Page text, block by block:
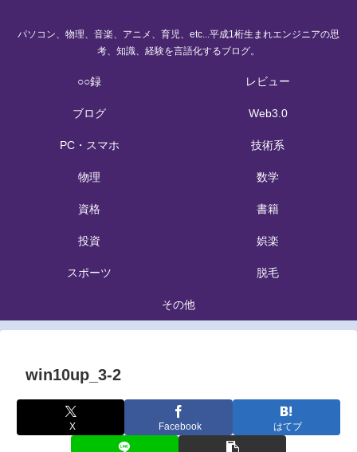
パソコン、物理、音楽、アニメ、育児、etc...平成1桁生まれエンジニアの思
考、知識、経験を言語化するブログ。
○○録 レビュー
ブログ Web3.0
PC・スマホ 技術系
物理 数学
資格 書籍
投資 娯楽
スポーツ 脱毛
その他
win10up_3-2
X Facebook はてブ